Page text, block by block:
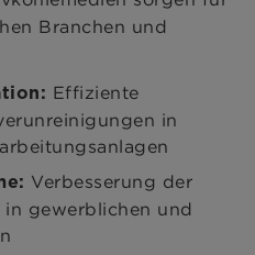
Branchen und
Effiziente
in
Verbesserung der
gewerblichen und